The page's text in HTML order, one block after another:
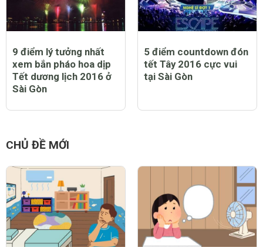
9 điểm lý tưởng nhất
xem bắn pháo hoa dịp
Tết dương lịch 2016 ở
Sài Gòn
5 điểm countdown đón
tết Tây 2016 cực vui
tại Sài Gòn
CHỦ ĐỀ MỚI